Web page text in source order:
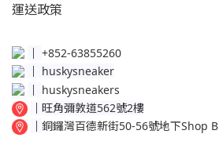
運送政策​
│ +852-63855260
huskysneaker
│ huskysneakers
│ 旺角彌敦道562號2樓
│ 銅鑼灣百德新街50-56號地下Shop B